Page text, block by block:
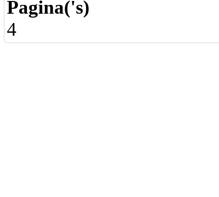
Pagina('s)
4